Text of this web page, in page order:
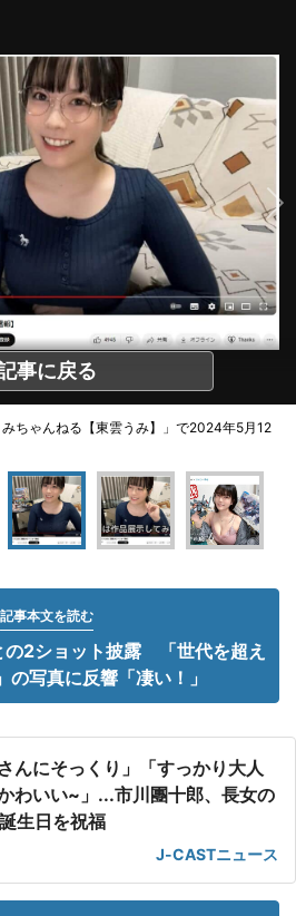
事に戻る
ちゃんねる【東雲うみ】」で2024年5月12
記事本文を読む
の2ショット披露 「世代を超え
の写真に反響「凄い！」
さんにそっくり」「すっかり大人
わいい~」...市川團十郎、長女の
生日を祝福
J-CASTニュース